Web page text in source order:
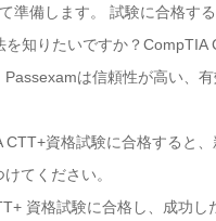
準備します。 試験に合格す
知りたいですか？
は信頼性が高い、
資格試験に合格すると
てください。
資格試験に合格し、成功